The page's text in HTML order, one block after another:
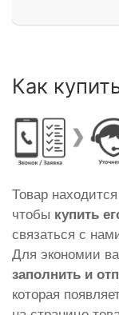
Как
Товар
чтобы купить
связаться с
Для экономии
заполнить и
которая